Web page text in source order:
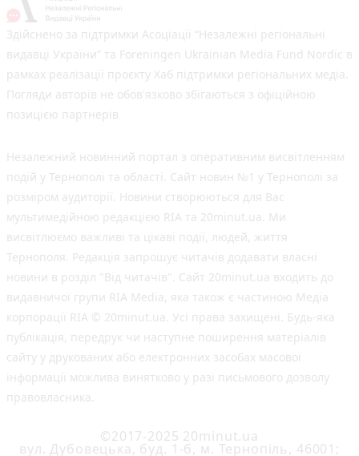
Здійснено за підтримки Асоціації “Незалежні регіональні
видавці України” та Foreningen Ukrainian Media Fund Nordic в
рамках реалізації проєкту Хаб підтримки регіональних медіа.
Погляди авторів не обов'язково збігаються з офіційною
позицією партнерів
Незалежний новинний портал з оперативним висвітленням
подій у Тернополі та області. Сайт новин №1 у Тернополі за
розміром аудиторії. Новини створюються для Вас
мультимедійною редакцією RIA та 20minut.ua. Ми
висвітлюємо важливі та цікаві події, людей, життя
Тернополя. Редакція запрошує читачів додавати власні
новини в розділ "Від читачів". Сайт 20minut.ua входить до
видавничої групи RIA Media, яка також є частиною Медіа
корпорації RIA © 20minut.ua. Усі права захищені. Будь-яка
публiкацiя, передрук чи наступне поширення матеріалів
сайту у друкованих або електронних засобах масової
інформації можлива винятково у разі письмового дозволу
правовласника.
©2017-2025 20minut.ua
вул. Дубовецька, буд. 1-б, м. Тернопіль, 46001;